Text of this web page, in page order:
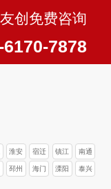
创免费咨询
7878
淮安 宿迁 镇江 南通
邳州 海门 溧阳 泰兴